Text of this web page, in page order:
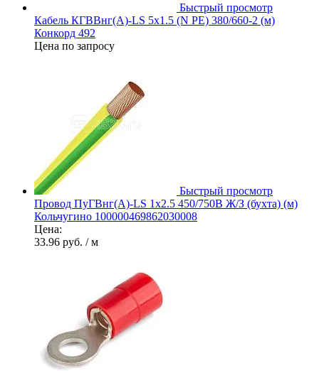
Быстрый просмотр
Кабель КГВВнг(А)-LS 5х1.5 (N PE) 380/660-2 (м)
Конкорд 492
Цена по запросу
Быстрый просмотр
Провод ПуГВнг(А)-LS 1х2.5 450/750В Ж/З (бухта) (м)
Кольчугино 100000469862030008
Цена:
33.96 руб. / м